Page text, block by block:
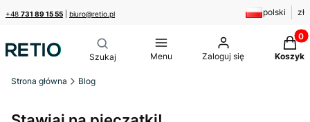
+48 731 89 15 55 biuro@retio.pl polski zł
Menu Zaloguj się Koszyk
Strona główna Blog